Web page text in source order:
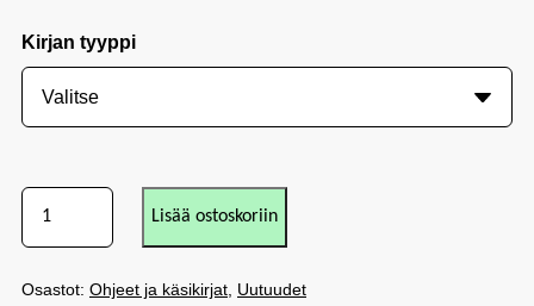
Kirjan tyyppi
Lisää ostoskoriin
Osastot: Ohjeet ja käsikirjat, Uutuudet